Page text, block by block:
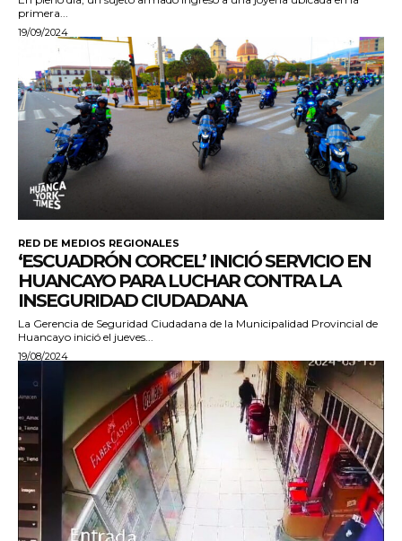
primera...
19/09/2024
RED DE MEDIOS REGIONALES
‘ESCUADRÓN CORCEL’ INICIÓ SERVICIO EN
HUANCAYO PARA LUCHAR CONTRA LA
INSEGURIDAD CIUDADANA
La Gerencia de Seguridad Ciudadana de la Municipalidad Provincial de
Huancayo inició el jueves...
19/08/2024